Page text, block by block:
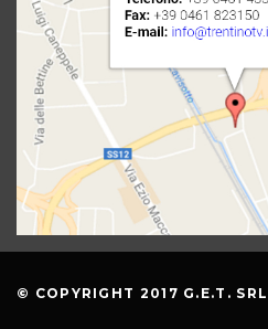
© COPYRIGHT 2017 G.E.T.